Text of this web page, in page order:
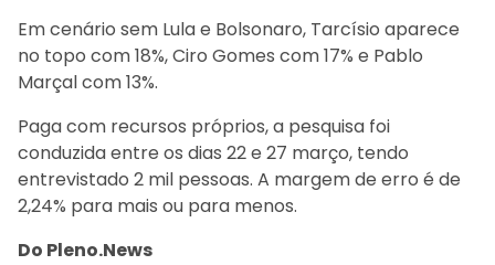
Em cenário sem Lula e Bolsonaro, Tarcísio aparece
no topo com 18%, Ciro Gomes com 17% e Pablo
Marçal com 13%.
Paga com recursos próprios, a pesquisa foi
conduzida entre os dias 22 e 27 março, tendo
entrevistado 2 mil pessoas. A margem de erro é de
2,24% para mais ou para menos.
Do Pleno.News